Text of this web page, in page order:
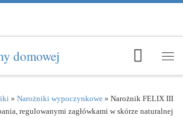
» Narożniki wypoczynkowe » Narożnik FELIX III
regulowanymi zagłówkami w skórze naturalnej